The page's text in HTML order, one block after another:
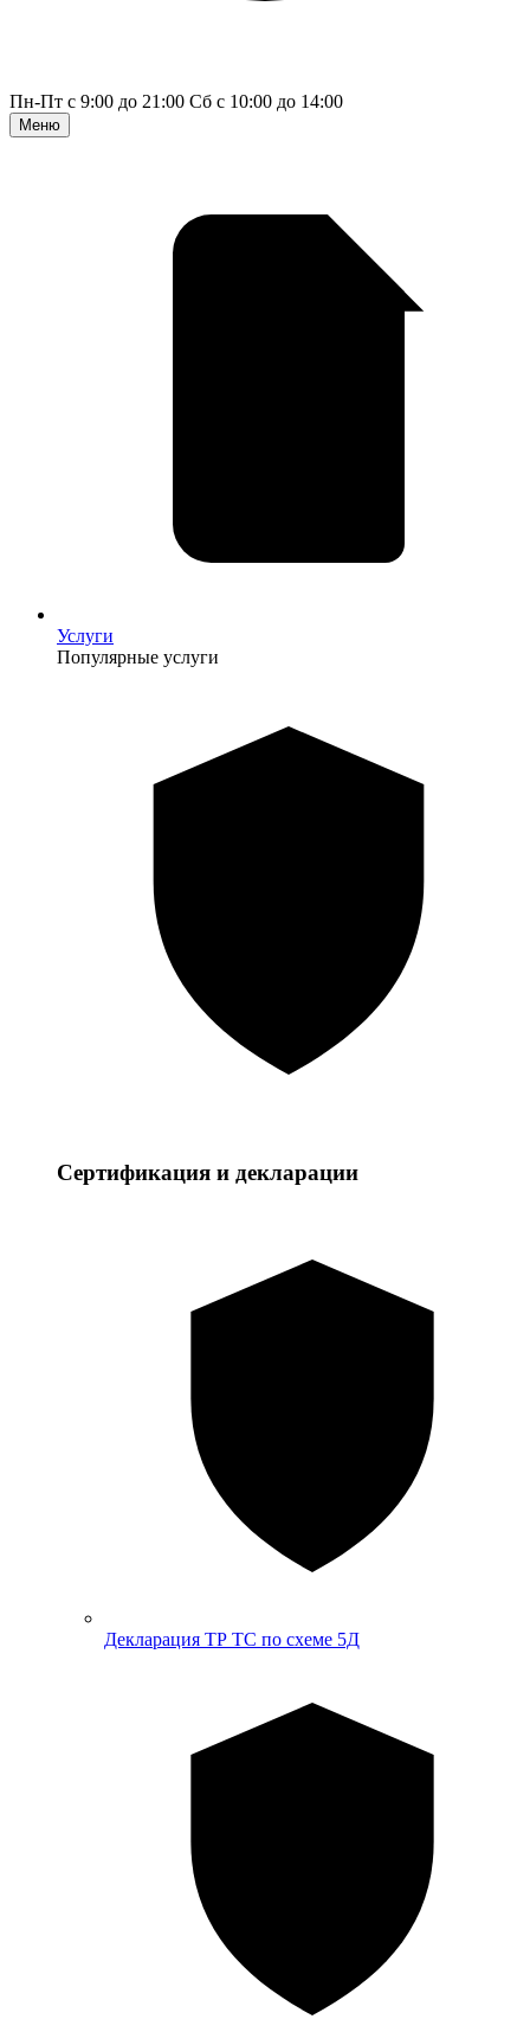
Пн-Пт с 9:00 до 21:00 Сб с 10:00 до 14:00
Меню
Услуги
Популярные услуги
Сертификация и декларации
Декларация ТР ТС по схеме 5Д